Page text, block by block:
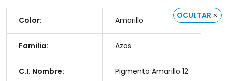
OCULTAR
Color: Amarillo
Familia: Azos
C.I. Nombre: Pigmento Amarillo 12